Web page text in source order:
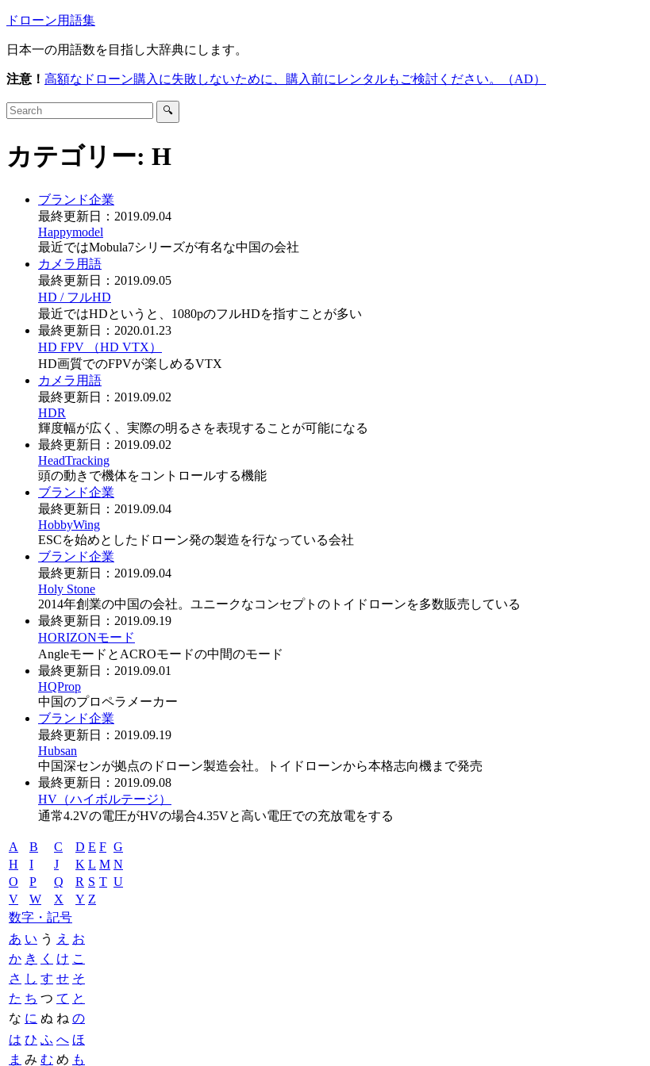
ドローン用語集
日本一の用語数を目指し大辞典にします。
注意！ 高額なドローン購入に失敗しないために、購入前にレンタルもご検討ください。（AD）
🔍
カテゴリー: H
ブランド企業
最終更新日： 2019.09.04
Happymodel
最近ではMobula7シリーズが有名な中国の会社
カメラ用語
最終更新日： 2019.09.05
HD / フルHD
最近ではHDというと、1080pのフルHDを指すことが多い
最終更新日： 2020.01.23
HD FPV （HD VTX）
HD画質でのFPVが楽しめるVTX
カメラ用語
最終更新日： 2019.09.02
HDR
輝度幅が広く、実際の明るさを表現することが可能になる
最終更新日： 2019.09.02
HeadTracking
頭の動きで機体をコントロールする機能
ブランド企業
最終更新日： 2019.09.04
HobbyWing
ESCを始めとしたドローン発の製造を行なっている会社
ブランド企業
最終更新日： 2019.09.04
Holy Stone
2014年創業の中国の会社。ユニークなコンセプトのトイドローンを多数販売している
最終更新日： 2019.09.19
HORIZONモード
AngleモードとACROモードの中間のモード
最終更新日： 2019.09.01
HQProp
中国のプロペラメーカー
ブランド企業
最終更新日： 2019.09.19
Hubsan
中国深センが拠点のドローン製造会社。トイドローンから本格志向機まで発売
最終更新日： 2019.09.08
HV（ハイボルテージ）
通常4.2Vの電圧がHVの場合4.35Vと高い電圧での充放電をする
A B C D E F G
H
I J K L M N
O
P Q R S T U
V
W X Y Z
数字・記号
あ い う え お
か き く け こ
さ し す せ そ
た ち つ て と
な に ぬ ね の
は ひ ふ へ ほ
ま み む め も